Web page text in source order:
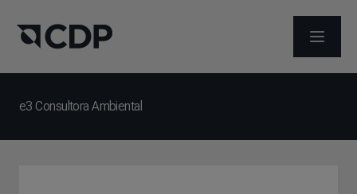
打开菜单
e3 Consultora Ambiental